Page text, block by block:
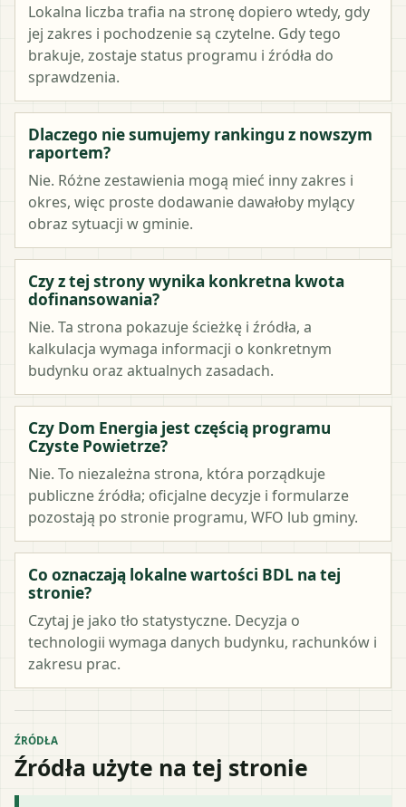
Lokalna liczba trafia na stronę dopiero wtedy, gdy
jej zakres i pochodzenie są czytelne. Gdy tego
brakuje, zostaje status programu i źródła do
sprawdzenia.
Dlaczego nie sumujemy rankingu z nowszym
raportem?
Nie. Różne zestawienia mogą mieć inny zakres i
okres, więc proste dodawanie dawałoby mylący
obraz sytuacji w gminie.
Czy z tej strony wynika konkretna kwota
dofinansowania?
Nie. Ta strona pokazuje ścieżkę i źródła, a
kalkulacja wymaga informacji o konkretnym
budynku oraz aktualnych zasadach.
Czy Dom Energia jest częścią programu
Czyste Powietrze?
Nie. To niezależna strona, która porządkuje
publiczne źródła; oficjalne decyzje i formularze
pozostają po stronie programu, WFO lub gminy.
Co oznaczają lokalne wartości BDL na tej
stronie?
Czytaj je jako tło statystyczne. Decyzja o
technologii wymaga danych budynku, rachunków i
zakresu prac.
ŹRÓDŁA
Źródła użyte na tej stronie